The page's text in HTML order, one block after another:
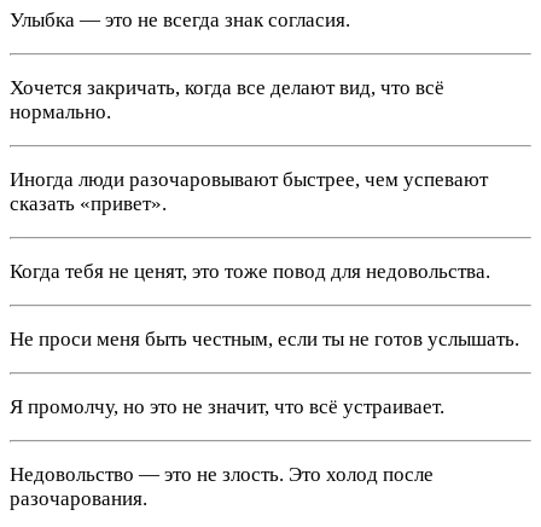
Улыбка — это не всегда знак согласия.
Хочется закричать, когда все делают вид, что всё
нормально.
Иногда люди разочаровывают быстрее, чем успевают
сказать «привет».
Когда тебя не ценят, это тоже повод для недовольства.
Не проси меня быть честным, если ты не готов услышать.
Я промолчу, но это не значит, что всё устраивает.
Недовольство — это не злость. Это холод после
разочарования.